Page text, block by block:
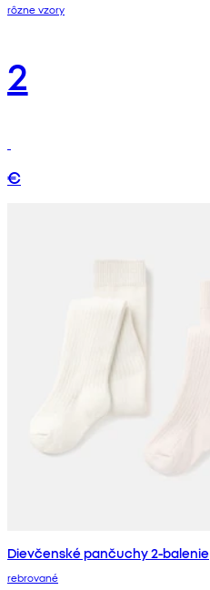
rôzne vzory
2
€
Dievčenské pančuchy 2-balenie
rebrované